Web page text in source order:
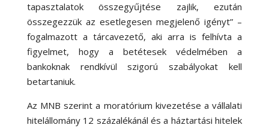
tapasztalatok összegyűjtése zajlik, ezután
összegezzük az esetlegesen megjelenő igényt” –
fogalmazott a tárcavezető, aki arra is felhívta a
figyelmet, hogy a betétesek védelmében a
bankoknak rendkívül szigorú szabályokat kell
betartaniuk.
Az MNB szerint a moratórium kivezetése a vállalati
hitelállomány 12 százalékánál és a háztartási hitelek